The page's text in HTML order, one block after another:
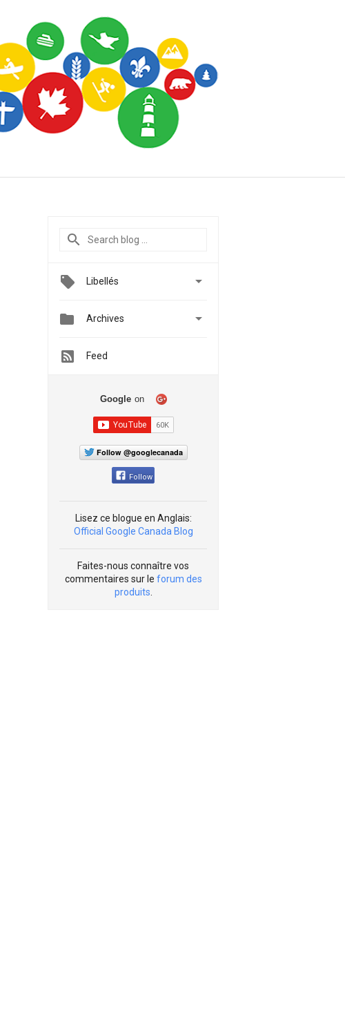
Libellés 
 Archives 
Feed
Google on
Follow @googlecanada
Follow
Lisez ce blogue en Anglais:
Official Google Canada Blog
Faites-nous connaître vos
commentaires sur le forum des
produits